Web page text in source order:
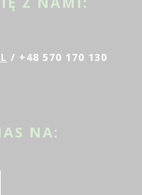
/ +48 570 170 130
NA: